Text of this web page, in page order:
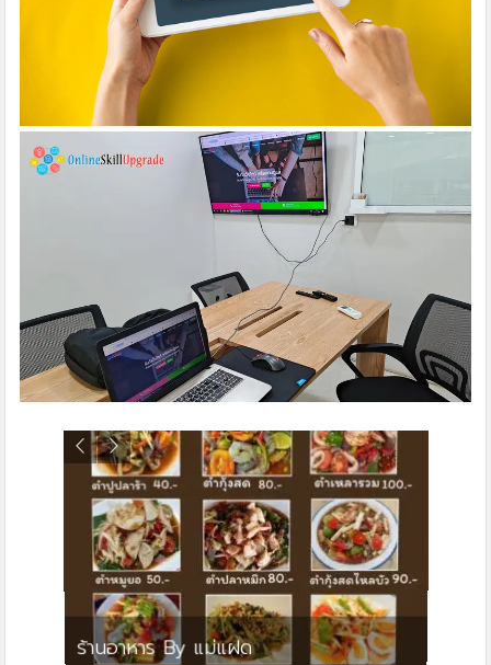
ร้านอาหาร By แม่แฝด